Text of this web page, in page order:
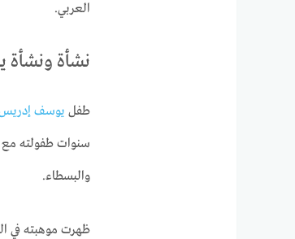
العربي.
نشأة
طفل يوسف
سنوات طفولته مع
والبسطاء.
ظهرت موهبته في